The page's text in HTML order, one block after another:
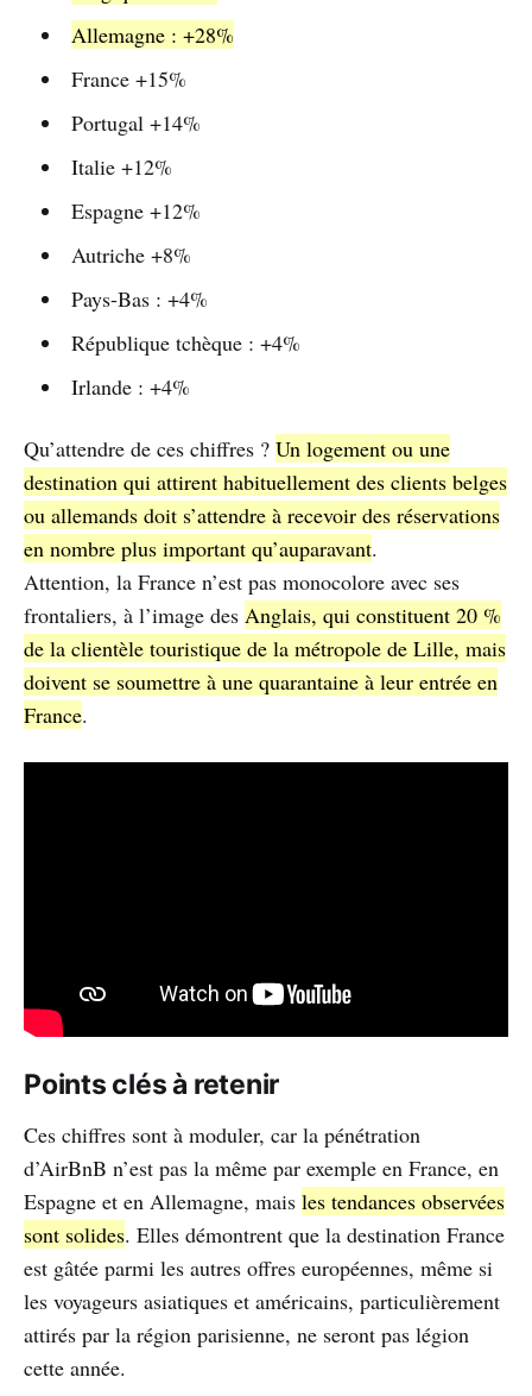
Allemagne : +28%
France +15%
Portugal +14%
Italie +12%
Espagne +12%
Autriche +8%
Pays-Bas : +4%
République tchèque : +4%
Irlande : +4%
Qu’attendre de ces chiffres ? Un logement ou une
destination qui attirent habituellement des clients belges
ou allemands doit s’attendre à recevoir des réservations
en nombre plus important qu’auparavant.
Attention, la France n’est pas monocolore avec ses
frontaliers, à l’image des Anglais, qui constituent 20 %
de la clientèle touristique de la métropole de Lille, mais
doivent se soumettre à une quarantaine à leur entrée en
France.
Points clés à retenir
Ces chiffres sont à moduler, car la pénétration
d’AirBnB n’est pas la même par exemple en France, en
Espagne et en Allemagne, mais les tendances observées
sont solides. Elles démontrent que la destination France
est gâtée parmi les autres offres européennes, même si
les voyageurs asiatiques et américains, particulièrement
attirés par la région parisienne, ne seront pas légion
cette année.